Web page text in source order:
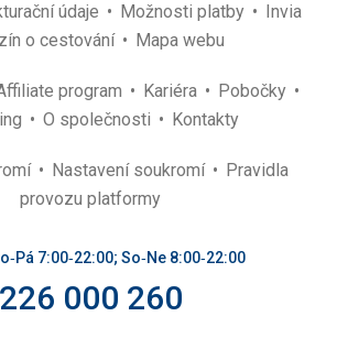
údaje Možnosti platby
Invia
o cestování
Mapa webu
program Kariéra
Pobočky
O společnosti Kontakty
Nastavení soukromí
Pravidla
provozu platformy
7:00‑22:00; So‑Ne 8:00‑22:00
226 000 260